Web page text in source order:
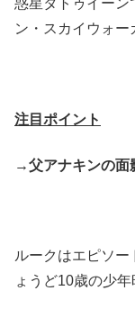
惑星タトゥイーン
ン・スカイウォー
注目ポイント
→父アナキンの面
ルークはエピソ
ょうど10歳の少年